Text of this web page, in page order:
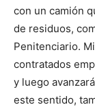
con un camión
de residuos,
Penitenciario.
contratados
y luego
este sentido,